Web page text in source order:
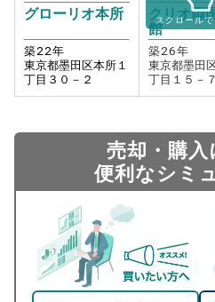
グローリオ本所
築22年
東京都墨田区本所１
丁目３０－２
クリオ両
館
築26年
東京都墨田
丁目１５－７
スクロール
売却・購入
便利なシミ